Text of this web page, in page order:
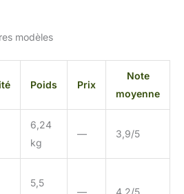
B0FC2JKHWX)
en énergie : équipée de
lames à faible vitesse et à
couple élevé, cette
sans effort les matériaux
alimentaires comme les
os de poulet, tout en
générant peu ou pas de
bruit, vous permettant de
faire des cycles la nuit.
modèles
Poids Prix
Note
moyenne
6,24
kg
— 3,9/5
5,5
— 4,2/5